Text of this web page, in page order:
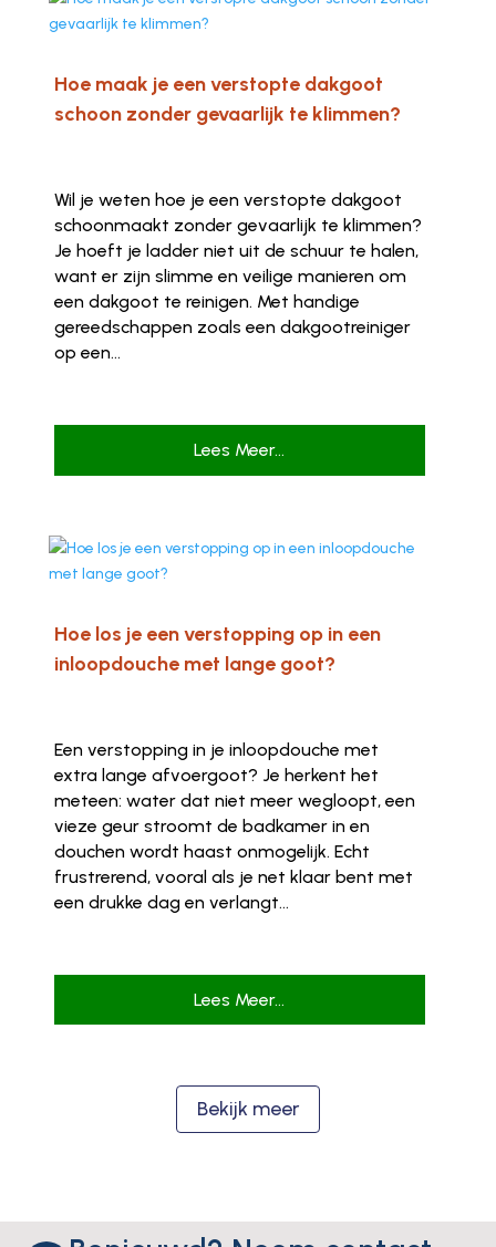
Hoe maak je een verstopte dakgoot
schoon zonder gevaarlijk te klimmen?
Wil je weten hoe je een verstopte dakgoot
schoonmaakt zonder gevaarlijk te klimmen?
Je hoeft je ladder niet uit de schuur te halen,
want er zijn slimme en veilige manieren om
een dakgoot te reinigen. Met handige
gereedschappen zoals een dakgootreiniger
op een...
Lees Meer...
Hoe los je een verstopping op in een
inloopdouche met lange goot?
Een verstopping in je inloopdouche met
extra lange afvoergoot? Je herkent het
meteen: water dat niet meer wegloopt, een
vieze geur stroomt de badkamer in en
douchen wordt haast onmogelijk. Echt
frustrerend, vooral als je net klaar bent met
een drukke dag en verlangt...
Lees Meer...
Bekijk meer